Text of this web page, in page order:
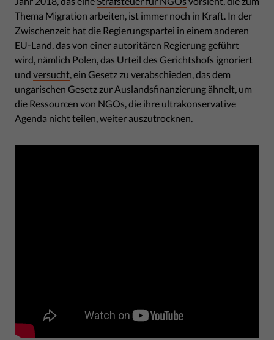
Thema Migration arbeiten, ist immer noch in Kraft. In der
Zwischenzeit hat die Regierungspartei in einem anderen
EU-Land, das von einer autoritären Regierung geführt
wird, nämlich Polen, das Urteil des Gerichtshofs ignoriert
und versucht , ein Gesetz zu verabschieden, das dem
ungarischen Gesetz zur Auslandsfinanzierung ähnelt, um
die Ressourcen von NGOs, die ihre ultrakonservative
Agenda nicht teilen, weiter auszutrocknen.